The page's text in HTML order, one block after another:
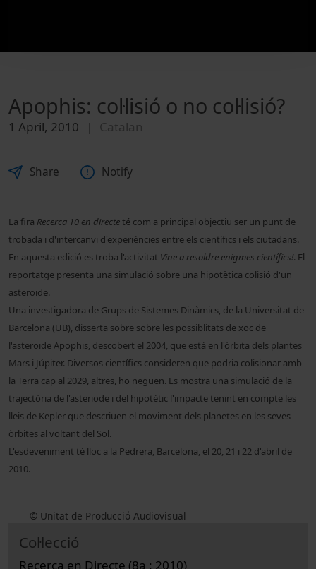
Apophis: col·lisió o no col·lisió?
1 April, 2010 Catalan
Share Notify
La fira Recerca 10 en directeté com a principal objectiu ser un punt de
trobada i d'intercanvi d'experiències entre els científics i els ciutadans.
En aquesta edició es troba l'activitat Vine a resoldre enigmes científics!. El
reportatge presenta una simulació sobre una hipotètica colisió d'un
asteroide.
Una investigadora de Grups de Sistemes Dinàmics, de la Universitat de
Barcelona (UB), disserta sobre sobre les possiblitats de xoc de
l'asteroide Apophis, descobert el 2004, que està en l'òrbita dels plantes
Mars i Júpiter. Diversos científics consideren que podria colisionar amb
la Terra cap al 2029, altres, ho neguen. Es mostra una simulació de la
trajectòria de l'asteriode i del hipotètic l'impacte tenint en compte les
lleis de Kepler que descriuen el moviment dels planetes en les seves
òrbites al voltant del Sol.
L'esdeveniment té lloc a la Pedrera, Barcelona, el 20, 21 i 22 d'abril de
2010.
© Unitat de Producció Audiovisual
Col·lecció
Recerca en Directe (8a : 2010)